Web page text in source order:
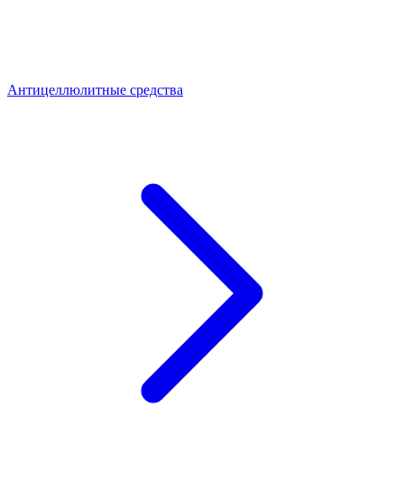
Антицеллюлитные средства